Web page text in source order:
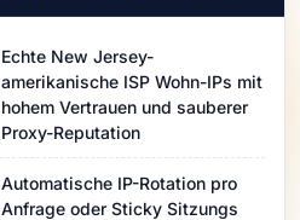
Echte New Jersey-
amerikanische ISP Wohn-IPs mit
hohem Vertrauen und sauberer
Proxy-Reputation
Automatische IP-Rotation pro
Anfrage oder Sticky Sitzungs